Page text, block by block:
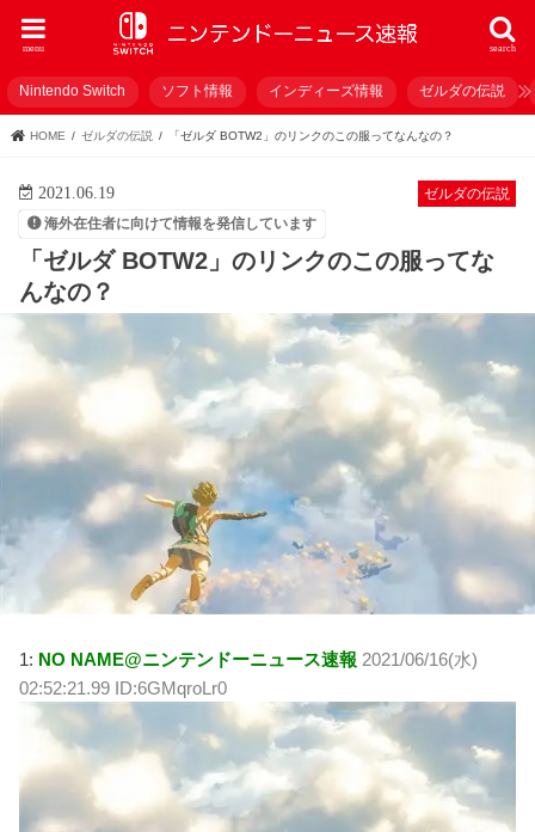
search
menu
Nintendo Switch ソフト情報 インディーズ情報 ゼルダの伝説
HOME ゼルダの伝説 「ゼルダ BOTW2」のリンクのこの服ってなんなの？
ゼルダの伝説
2021.06.19
海外在住者に向けて情報を発信しています
「ゼルダ BOTW2」のリンクのこの服ってな
んなの？
1: NO NAME@ニンテンドーニュース速報 2021/06/16(水)
02:52:21.99 ID:6GMqroLr0